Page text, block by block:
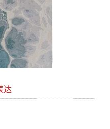
达